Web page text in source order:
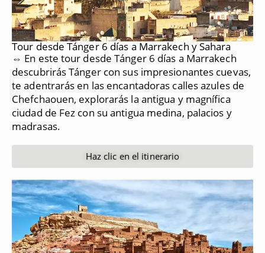
Tour desde Tánger 6 días a Marrakech y Sahara
⇔ En este tour desde Tánger 6 días a Marrakech
descubrirás Tánger con sus impresionantes cuevas,
te adentrarás en las encantadoras calles azules de
Chefchaouen, explorarás la antigua y magnífica
ciudad de Fez con su antigua medina, palacios y
madrasas.
Haz clic en el itinerario